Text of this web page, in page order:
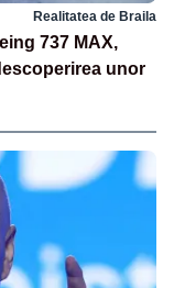
Realitatea de Braila
737 MAX,
unor